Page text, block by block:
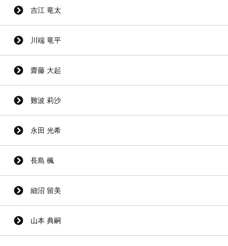
吉江 竜太
川端 竜平
齋藤 大起
難波 莉沙
永田 光希
長島 楓
細沼 留美
山本 典嗣